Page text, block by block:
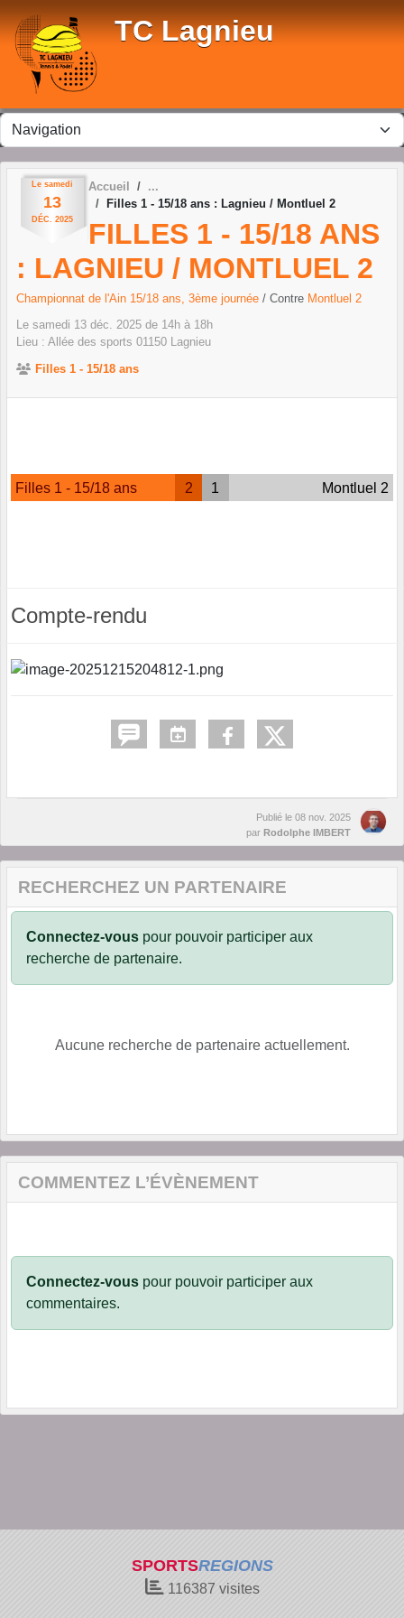
TC Lagnieu
Le samedi
13
DÉC. 2025
Accueil
Filles 1 - 15/18 ans : Lagnieu / Montluel 2
FILLES 1 - 15/18 ANS
: LAGNIEU / MONTLUEL 2
Championnat de l'Ain 15/18 ans, 3ème journée / Contre Montluel 2
Le samedi 13 déc. 2025 de 14h à 18h
Lieu : Allée des sports 01150 Lagnieu
Filles 1 - 15/18 ans
Filles 1 - 15/18 ans 2 1 Montluel 2
Compte-rendu
Publié le 08 nov. 2025
par Rodolphe IMBERT
RECHERCHEZ UN PARTENAIRE
Connectez-vous pour pouvoir participer aux
recherche de partenaire.
Aucune recherche de partenaire actuellement.
COMMENTEZ L’ÉVÈNEMENT
Connectez-vous pour pouvoir participer aux
commentaires.
SPORTSREGIONS
116387 visites